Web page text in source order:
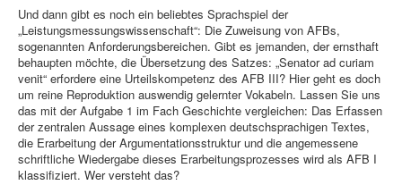
Und dann gibt es noch ein beliebtes Sprachspiel der
„Leistungsmessungswissenschaft“: Die Zuweisung von AFBs,
sogenannten Anforderungsbereichen. Gibt es jemanden, der ernsthaft
behaupten möchte, die Übersetzung des Satzes: „Senator ad curiam
venit“ erfordere eine Urteilskompetenz des AFB III? Hier geht es doch
um reine Reproduktion auswendig gelernter Vokabeln. Lassen Sie uns
das mit der Aufgabe 1 im Fach Geschichte vergleichen: Das Erfassen
der zentralen Aussage eines komplexen deutschsprachigen Textes,
die Erarbeitung der Argumentationsstruktur und die angemessene
schriftliche Wiedergabe dieses Erarbeitungsprozesses wird als AFB I
klassifiziert. Wer versteht das?